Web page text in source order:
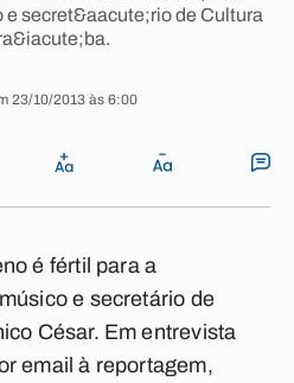
secret&aacute;rio de Cultura
23/10/2013 às 6:00
é fértil para a
e secretário de
César. Em entrevista
email à reportagem,